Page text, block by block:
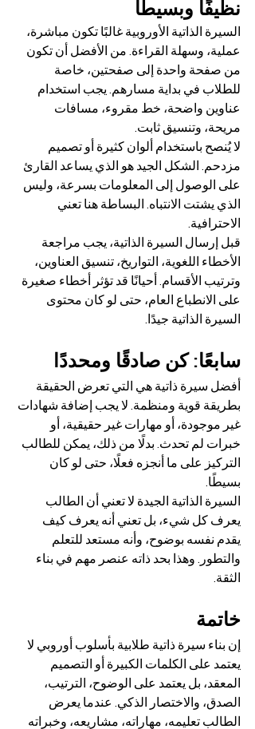
نظيفًا وبسيطًا
السيرة الذاتية الأوروبية غالبًا تكون مباشرة،
عملية، وسهلة القراءة. من الأفضل أن تكون
من صفحة واحدة إلى صفحتين، خاصة
للطلاب في بداية مسارهم. يجب استخدام
عناوين واضحة، خط مقروء، مسافات
مريحة، وتنسيق ثابت.
لا يُنصح باستخدام ألوان كثيرة أو تصميم
مزدحم. الشكل الجيد هو الذي يساعد القارئ
على الوصول إلى المعلومات بسرعة، وليس
الذي يشتت الانتباه. البساطة هنا تعني
الاحترافية.
قبل إرسال السيرة الذاتية، يجب مراجعة
الأخطاء اللغوية، التواريخ، تنسيق العناوين،
وترتيب الأقسام. أحيانًا قد تؤثر أخطاء صغيرة
على الانطباع العام، حتى لو كان محتوى
السيرة الذاتية جيدًا.
سابعًا: كن صادقًا ومحددًا
أفضل سيرة ذاتية هي التي تعرض الحقيقة
بطريقة قوية ومنظمة. لا يجب إضافة شهادات
غير موجودة، أو مهارات غير حقيقية، أو
خبرات لم تحدث. بدلًا من ذلك، يمكن للطالب
التركيز على ما أنجزه فعلًا، حتى لو كان
بسيطًا.
السيرة الذاتية الجيدة لا تعني أن الطالب
يعرف كل شيء، بل تعني أنه يعرف كيف
يقدم نفسه بوضوح، وأنه مستعد للتعلم
والتطور. وهذا بحد ذاته عنصر مهم في بناء
الثقة.
خاتمة
إن بناء سيرة ذاتية طلابية بأسلوب أوروبي لا
يعتمد على الكلمات الكبيرة أو التصميم
المعقد، بل يعتمد على الوضوح، الترتيب،
الصدق، والاختصار الذكي. عندما يعرض
الطالب تعليمه، مهاراته، مشاريعه، وخبراته